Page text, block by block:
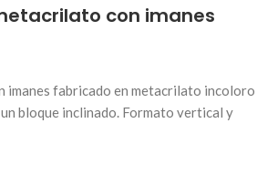
con imanes
imanes fabricado en metacrilato incoloro
bloque inclinado. Formato vertical y